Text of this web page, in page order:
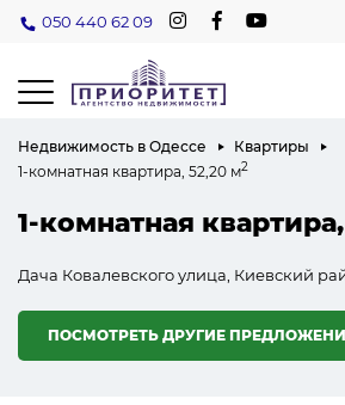
050 440 62 09
Недвижимость в Одессе
Квартиры
1-комнатная квартира, 52,20 м2
1-комнатная
Дача Ковалевского улица, Киевский
ПОСМОТРЕТЬ ДРУГИЕ